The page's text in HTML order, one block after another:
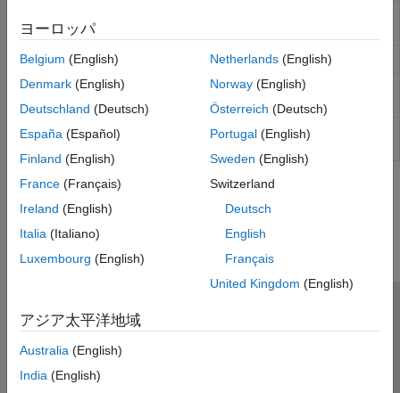
Magnet
Reluctance
Reluctance
Force Actuator
磁気抵抗力に基づく起磁デバイス
Variable
Variable reluctance in electromagnetic
ヨーロッパ
Belgium (English)
Denmark (English)
Deutschland (Deutsch)
España (Español)
Finland (English)
France (Français)
Ireland (English)
Italia (Italiano)
Luxembourg (English)
Netherlands(English)
Norway(English)
Österreich (Deutsch)
Portugal(English)
Sweden (English)
Switzerland
Deutsch
English
Français
United Kingdom (English)
アジア太平洋地域
Australia (English)
India (English)
トラストセンター